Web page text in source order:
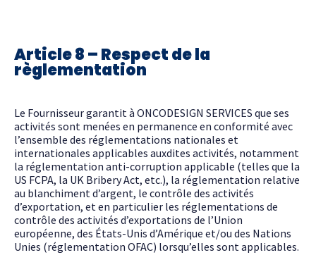
Article 8 – Respect de la
règlementation
Le Fournisseur garantit à ONCODESIGN SERVICES que ses
activités sont menées en permanence en conformité avec
l’ensemble des réglementations nationales et
internationales applicables auxdites activités, notamment
la réglementation anti-corruption applicable (telles que la
US FCPA, la UK Bribery Act, etc.), la réglementation relative
au blanchiment d’argent, le contrôle des activités
d’exportation, et en particulier les réglementations de
contrôle des activités d’exportations de l’Union
européenne, des États-Unis d’Amérique et/ou des Nations
Unies (réglementation OFAC) lorsqu’elles sont applicables.